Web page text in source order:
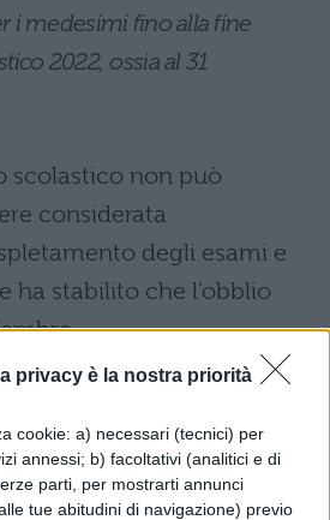
privacy è la nostra priorità
cookie: a) necessari (tecnici) per
annessi; b) facoltativi (analitici e di
parti, per mostrarti annunci
tue abitudini di navigazione) previo
i medesimi fino alla fine
2022, ossia al 31
scolastico non può
considerata
degli esami e
ha stabilito che l’obblio
Codacons
lo ricordiamo, è il
associazioni per la